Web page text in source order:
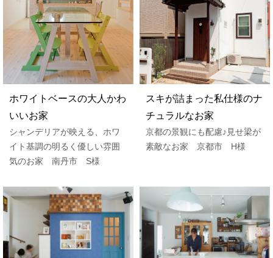
ホワイトベースの大人かわ
いいお家
シャンデリアが映える、ホワ
イト基調の明るく優しい雰囲
気のお家 南丹市 S様
スキが詰まった私仕様のナ
チュラルなお家
京都の景観にも配慮♪見せ梁が
素敵なお家 京都市 H様